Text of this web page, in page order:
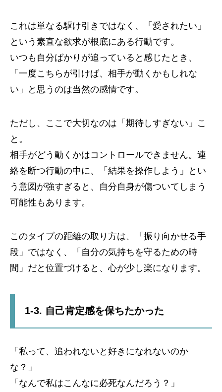
これは単なる駆け引きではなく、「愛されたい」
という素直な欲求が根底にある行動です。
いつも自分ばかりが追っていると感じたとき、
「一度こちらが引けば、相手が動くかもしれな
い」と思うのは当然の感情です。
ただし、ここで大切なのは「期待しすぎない」こ
と。
相手がどう動くかはコントロールできません。連
絡を断つ行動の中に、「結果を操作しよう」とい
う意図が強すぎると、自分自身が傷ついてしまう
可能性もあります。
このタイプの距離の取り方は、「振り向かせる手
段」ではなく、「自分の気持ちを守るための時
間」だと位置づけると、心が少し楽になります。
1-3. 自己肯定感を保ちたかった
「私って、追われないと好きになれないのか
な？」
「なんで私はこんなに必死なんだろう？」